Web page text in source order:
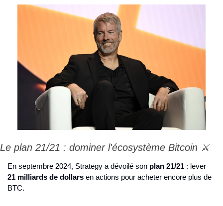
Le plan 21/21 : dominer l'écosystème Bitcoin ⚔️
En septembre 2024, Strategy a dévoilé son plan 21/21
21 milliards de dollars en actions pour acheter encore plus de
BTC.